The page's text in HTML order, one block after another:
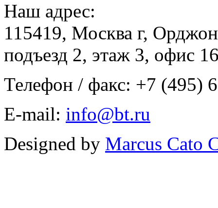
Наш адрес:
115419, Москва г,
подъезд 2, этаж 3, офис
Телефон / факс: +7 (495)
E-mail: info@bt.ru
Designed by Marcus Cato